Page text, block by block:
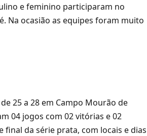
e feminino participaram no
Na ocasião as equipes foram muito
25 a 28 em Campo Mourão de
04 jogos com 02 vitórias e 02
da série prata, com locais e dias